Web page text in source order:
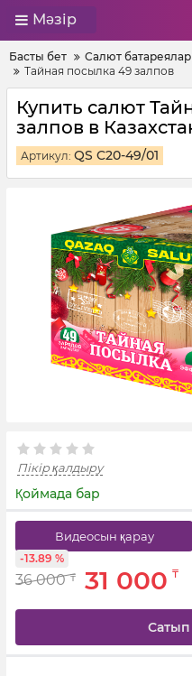
Мәзір
Басты бет Салют
Тайная посылка 49 залпов
Купить салют
залпов в
Артикул: QS C20-49/01
Пікір қалдыру
Қоймада бар
Видеосын қарау
36 000 ₸ 31 000 ₸
-13.89 %
Сатып